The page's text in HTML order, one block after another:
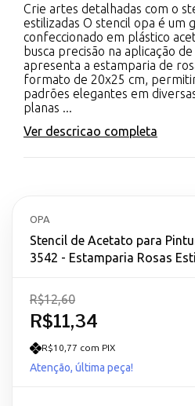
Crie artes detalhadas com o
estilizadas O stencil opa é um
confeccionado em plástico
busca precisão na aplicação
apresenta a estamparia de
formato de 20x25 cm,
padrões elegantes em
planas ...
Ver descricao completa
OPA
Stencil de Acetato para
3542 - Estamparia Rosas
R$11,34
R$12,60
R$10,77 com PIX
Atenção, última peça!